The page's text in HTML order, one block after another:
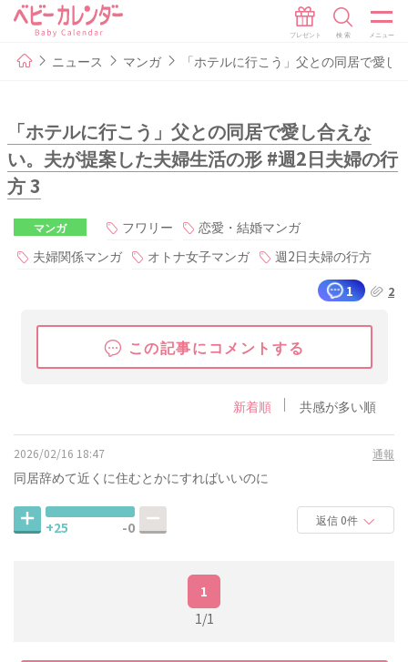
ニュース マンガ 「ホテルに行こう」父との同居で愛
「ホテルに行こう」父との同居で愛し合えな
い。夫が提案した夫婦生活の形 #週2日夫婦の行
方 3
マンガ フワリー
恋愛・結婚マンガ
夫婦関係マンガ
オトナ女子マンガ
週2日夫婦の行方
1
2
この記事にコメントする
新着順 共感が多い順
2026/02/16 18:47 通報
同居辞めて近くに住むとかにすればいいのに
+25 -0 返信 0件
1
1/1